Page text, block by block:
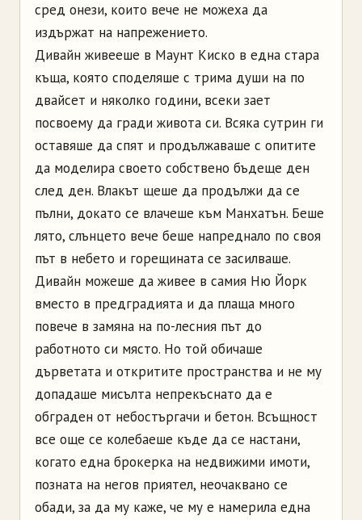
сред онези, които вече не можеха да
издържат на напрежението.
Дивайн живееше в Маунт Киско в една стара
къща, която споделяше с трима души на по
двайсет и няколко години, всеки зает
посвоему да гради живота си. Всяка сутрин ги
оставяше да спят и продължаваше с опитите
да моделира своето собствено бъдеще ден
след ден. Влакът щеше да продължи да се
пълни, докато се влачеше към Манхатън. Беше
лято, слънцето ве­че беше напреднало по своя
път в небето и горещината се засилваше.
Дивайн можеше да живее в самия Ню Йорк
вместо в предградията и да плаща много
повече в замяна на по-лесния път до
работното си място. Но той обичаше
дърветата и откритите пространства и не му
допадаше мисълта непрекъснато да е
обграден от небостъргачи и бетон. Всъщност
все още се колебаеше къде да се настани,
когато една брокерка на недвижими имоти,
позната на негов приятел, неочаквано се
обади, за да му каже, че му е намерила една